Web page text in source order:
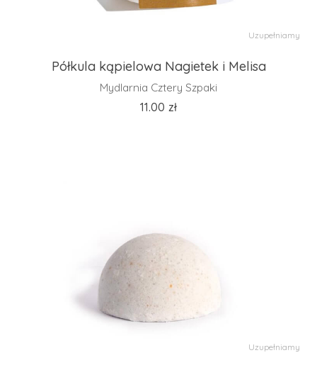
Uzupełniamy
Półkula kąpielowa Nagietek i Melisa
Mydlarnia Cztery Szpaki
11.00 zł
Uzupełniamy